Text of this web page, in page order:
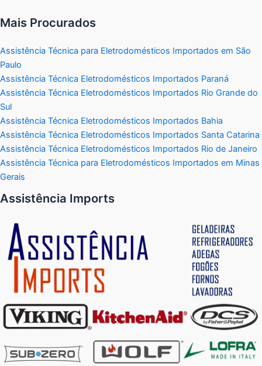
Mais Procurados
Assistência Técnica para Eletrodomésticos Importados em São
Paulo
Assistência Técnica Eletrodomésticos Importados Paraná
Assistência Técnica Eletrodomésticos Importados Rio Grande do
Sul
Assistência Técnica Eletrodomésticos Importados Bahia
Assistência Técnica Eletrodomésticos Importados Santa Catarina
Assistência Técnica Eletrodomésticos Importados Rio de Janeiro
Assistência Técnica para Eletrodomésticos Importados em Minas
Gerais
Assistência Imports